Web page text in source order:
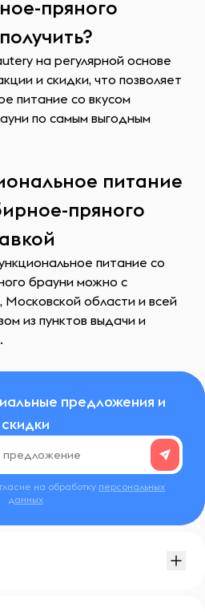
пряного
на регулярной основе
и скидки, что позволяет
питание со вкусом
по самым выгодным
питание
пряного
питание со
брауни можно с
области и всей
из пунктов выдачи и
предложения и
скидки
на обработку персональных
данных